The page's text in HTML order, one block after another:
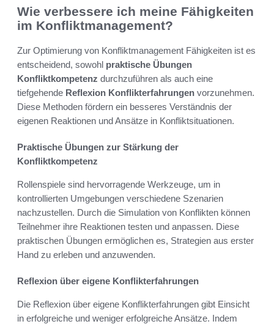
Wie verbessere ich meine Fähigkeiten
im Konfliktmanagement?
Zur Optimierung von Konfliktmanagement Fähigkeiten ist es
entscheidend, sowohl praktische Übungen
Konfliktkompetenz durchzuführen als auch eine
tiefgehende Reflexion Konflikterfahrungen vorzunehmen.
Diese Methoden fördern ein besseres Verständnis der
eigenen Reaktionen und Ansätze in Konfliktsituationen.
Praktische Übungen zur Stärkung der
Konfliktkompetenz
Rollenspiele sind hervorragende Werkzeuge, um in
kontrollierten Umgebungen verschiedene Szenarien
nachzustellen. Durch die Simulation von Konflikten können
Teilnehmer ihre Reaktionen testen und anpassen. Diese
praktischen Übungen ermöglichen es, Strategien aus erster
Hand zu erleben und anzuwenden.
Reflexion über eigene Konflikterfahrungen
Die Reflexion über eigene Konflikterfahrungen gibt Einsicht
in erfolgreiche und weniger erfolgreiche Ansätze. Indem